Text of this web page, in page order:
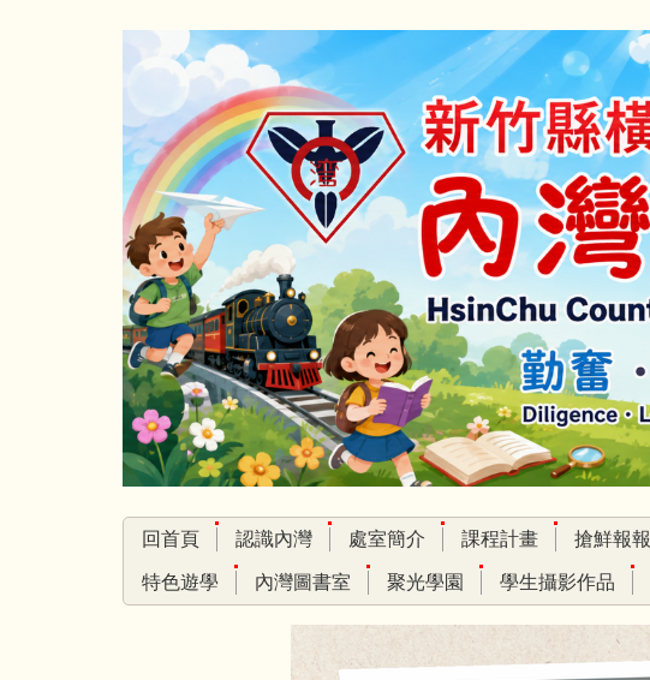
回首頁 認識內灣 處室簡介 課程計畫 搶鮮報報
特色遊學 內灣圖書室 聚光學園 學生攝影作品